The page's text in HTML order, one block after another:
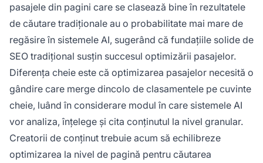
pasajele din pagini care se clasează bine în rezultatele
de căutare tradiționale au o probabilitate mai mare de
regăsire în sistemele AI, sugerând că fundațiile solide de
SEO tradițional susțin succesul optimizării pasajelor.
Diferența cheie este că optimizarea pasajelor necesită o
gândire care merge dincolo de clasamentele pe cuvinte
cheie, luând în considerare modul în care sistemele AI
vor analiza, înțelege și cita conținutul la nivel granular.
Creatorii de conținut trebuie acum să echilibreze
optimizarea la nivel de pagină pentru căutarea